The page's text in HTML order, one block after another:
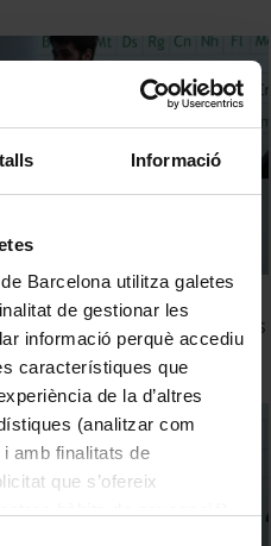
Informació
Barcelona utilitza galetes
de gestionar les
informació perquè accediu
característiques que
de la d’altres
(analitzar com
amb finalitats de
que s’ofereix
un bioreactor
d’aigües residuals